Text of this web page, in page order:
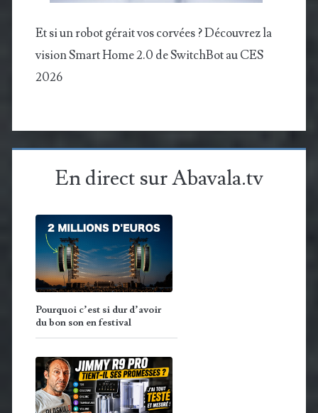
Et si un robot gérait vos corvées ? Découvrez la
vision Smart Home 2.0 de SwitchBot au CES
2026
En direct sur Abavala.tv
Pourquoi c’est si dur d’avoir
du bon son en festival